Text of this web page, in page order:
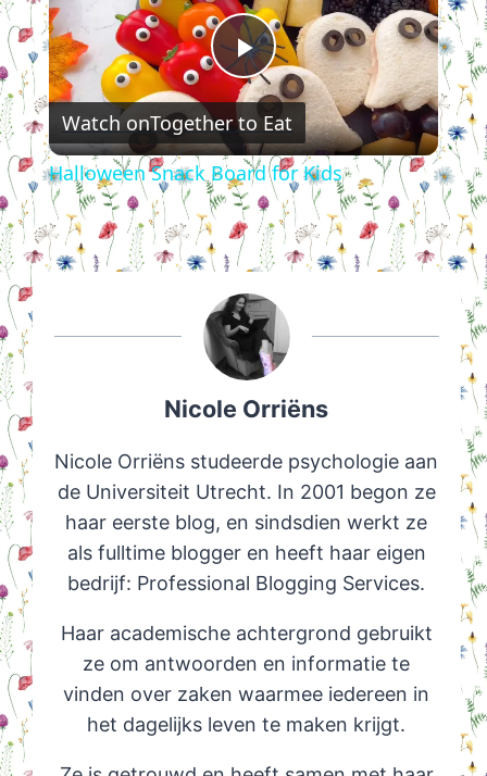
Play
Video
Watch onTogether to Eat
Halloween Snack Board for Kids
Nicole Orriëns
Nicole Orriëns studeerde psychologie aan
de Universiteit Utrecht. In 2001 begon ze
haar eerste blog, en sindsdien werkt ze
als fulltime blogger en heeft haar eigen
bedrijf: Professional Blogging Services.
Haar academische achtergrond gebruikt
ze om antwoorden en informatie te
vinden over zaken waarmee iedereen in
het dagelijks leven te maken krijgt.